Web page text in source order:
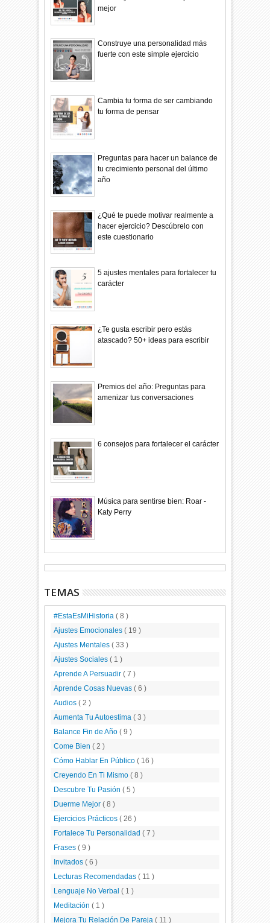
mejor
Construye una personalidad más
fuerte con este simple ejercicio
Cambia tu forma de ser cambiando
tu forma de pensar
Preguntas para hacer un balance de
tu crecimiento personal del último
año
¿Qué te puede motivar realmente a
hacer ejercicio? Descúbrelo con
este cuestionario
5 ajustes mentales para fortalecer tu
carácter
¿Te gusta escribir pero estás
atascado? 50+ ideas para escribir
Premios del año: Preguntas para
amenizar tus conversaciones
6 consejos para fortalecer el carácter
Música para sentirse bien: Roar -
Katy Perry
TEMAS
#EstaEsMiHistoria( 8 )
Ajustes Emocionales( 19 )
Ajustes Mentales( 33 )
Ajustes Sociales( 1 )
Aprende A Persuadir( 7 )
Aprende Cosas Nuevas( 6 )
Audios( 2 )
Aumenta Tu Autoestima( 3 )
Balance Fin de Año( 9 )
Come Bien( 2 )
Cómo Hablar En Público( 16 )
Creyendo En Ti Mismo( 8 )
Descubre Tu Pasión( 5 )
Duerme Mejor( 8 )
Ejercicios Prácticos( 26 )
Fortalece Tu Personalidad( 7 )
Frases( 9 )
Invitados( 6 )
Lecturas Recomendadas( 11 )
Lenguaje No Verbal( 1 )
Meditación( 1 )
Mejora Tu Relación De Pareja( 11 )